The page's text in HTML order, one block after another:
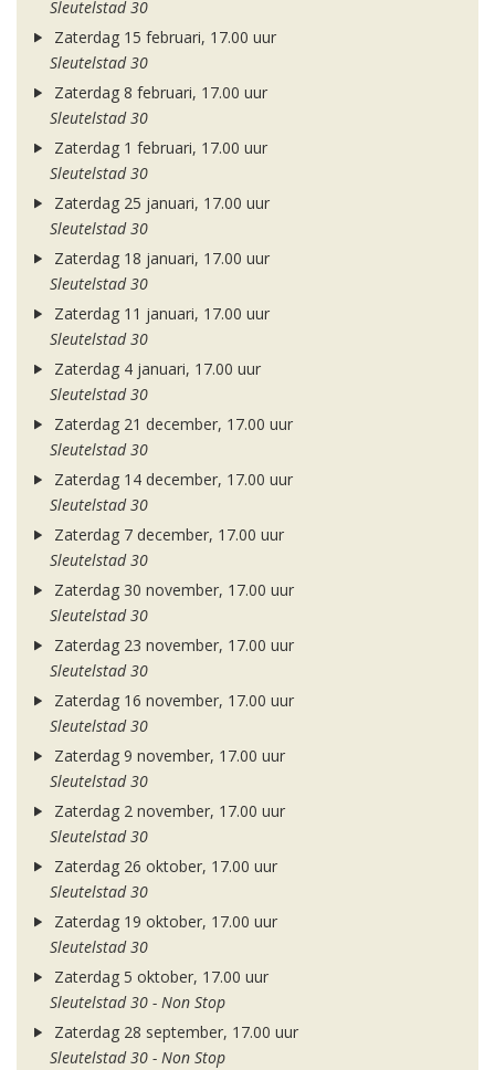
Sleutelstad 30
Zaterdag 15 februari, 17.00 uur
Sleutelstad 30
Zaterdag 8 februari, 17.00 uur
Sleutelstad 30
Zaterdag 1 februari, 17.00 uur
Sleutelstad 30
Zaterdag 25 januari, 17.00 uur
Sleutelstad 30
Zaterdag 18 januari, 17.00 uur
Sleutelstad 30
Zaterdag 11 januari, 17.00 uur
Sleutelstad 30
Zaterdag 4 januari, 17.00 uur
Sleutelstad 30
Zaterdag 21 december, 17.00 uur
Sleutelstad 30
Zaterdag 14 december, 17.00 uur
Sleutelstad 30
Zaterdag 7 december, 17.00 uur
Sleutelstad 30
Zaterdag 30 november, 17.00 uur
Sleutelstad 30
Zaterdag 23 november, 17.00 uur
Sleutelstad 30
Zaterdag 16 november, 17.00 uur
Sleutelstad 30
Zaterdag 9 november, 17.00 uur
Sleutelstad 30
Zaterdag 2 november, 17.00 uur
Sleutelstad 30
Zaterdag 26 oktober, 17.00 uur
Sleutelstad 30
Zaterdag 19 oktober, 17.00 uur
Sleutelstad 30
Zaterdag 5 oktober, 17.00 uur
Sleutelstad 30 - Non Stop
Zaterdag 28 september, 17.00 uur
Sleutelstad 30 - Non Stop